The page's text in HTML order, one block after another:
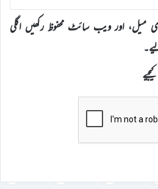
میل، اور ویب سائٹ محفوظ رکھیں اگلی